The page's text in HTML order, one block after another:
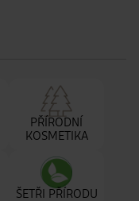
PŘÍRODNÍ
KOSMETIKA
ŠETŘI PŘÍRODU